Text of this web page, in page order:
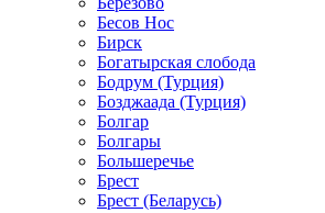
Бесов Нос
Бирск
Богатырская слобода
Бодрум (Турция)
Бозджаада (Турция)
Болгар
Болгары
Большеречье
Брест
Брест (Беларусь)